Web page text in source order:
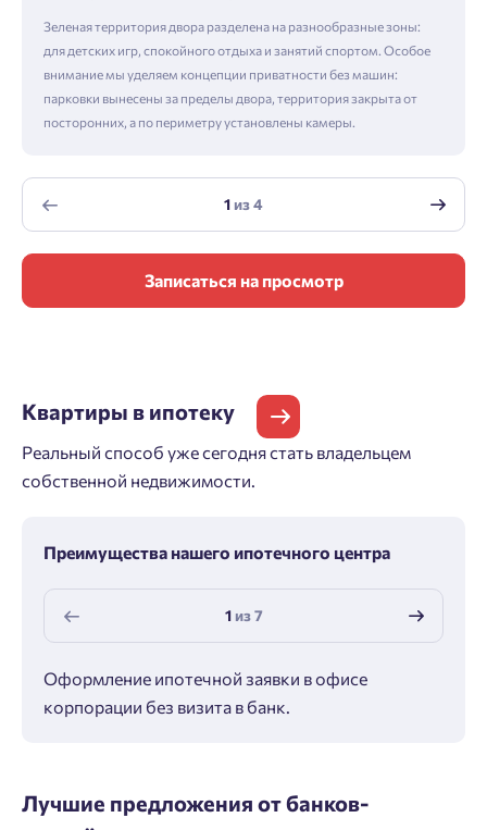
Зеленая территория двора разделена на разнообразные зоны:
для детских игр, спокойного отдыха и занятий спортом. Особое
внимание мы уделяем концепции приватности без машин:
парковки вынесены за пределы двора, территория закрыта от
посторонних, а по периметру установлены камеры.
1из4
Записаться на просмотр
Квартиры в ипотеку
Реальный способ уже сегодня стать владельцем
собственной недвижимости.
Преимущества нашего ипотечного центра
1из7
Оформление ипотечной заявки в офисе
корпорации без визита в банк.
Лучшие предложения от банков-